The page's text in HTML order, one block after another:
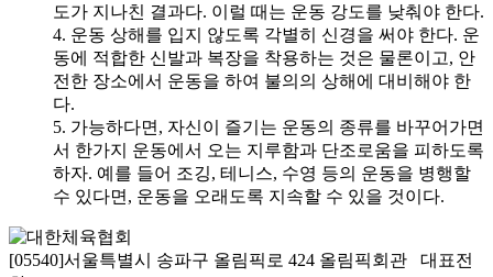
도가 지나친 결과다. 이럴 때는 운동 강도를 낮춰야 한다.
4. 운동 상해를 입지 않도록 각별히 신경을 써야 한다. 운
동에 적합한 신발과 복장을 착용하는 것은 물론이고, 안
전한 장소에서 운동을 하여 불의의 상해에 대비해야 한
다.
5. 가능하다면, 자신이 즐기는 운동의 종류를 바꾸어가면
서 한가지 운동에서 오는 지루함과 단조로움을 피하도록
하자. 예를 들어 조깅, 테니스, 수영 등의 운동을 병행할
수 있다면, 운동을 오래도록 지속할 수 있을 것이다.
[05540]서울특별시 송파구 올림픽로 424 올림픽회관 대표전